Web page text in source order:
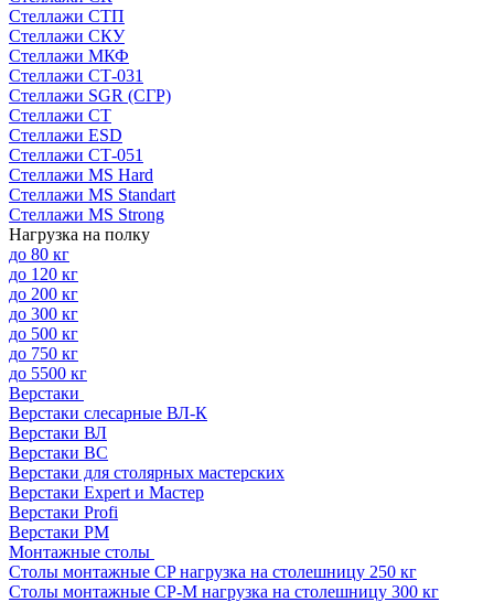
Стеллажи СТП
Стеллажи СКУ
Стеллажи МКФ
Стеллажи СТ-031
Стеллажи SGR (СГР)
Стеллажи СТ
Стеллажи ESD
Стеллажи СТ-051
Стеллажи MS Hard
Стеллажи MS Standart
Стеллажи MS Strong
Нагрузка на полку
до 80 кг
до 120 кг
до 200 кг
до 300 кг
до 500 кг
до 750 кг
до 5500 кг
Верстаки
Верстаки слесарные ВЛ-К
Верстаки ВЛ
Верстаки ВС
Верстаки для столярных мастерских
Верстаки Expert и Мастер
Верстаки Profi
Верстаки РМ
Монтажные столы
Столы монтажные СP нагрузка на столешницу 250 кг
Столы монтажные СР-М нагрузка на столешницу 300 кг